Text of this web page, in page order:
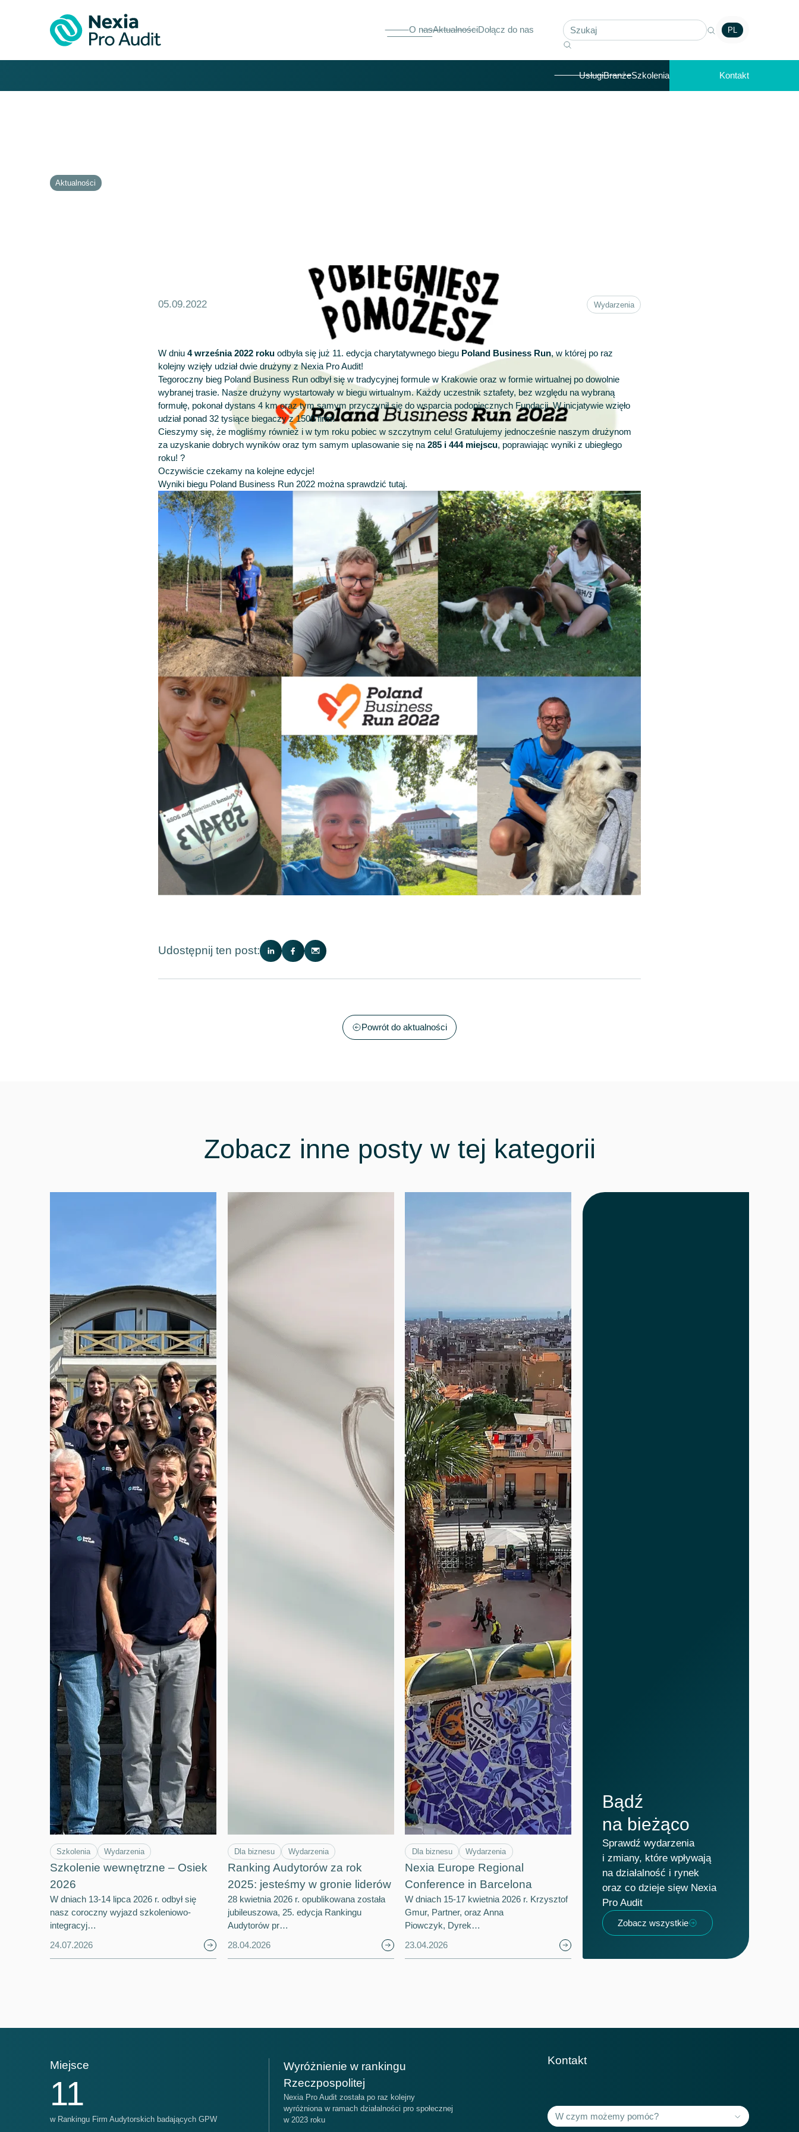
O nasAktualnościDołącz do nas PL
UsługiBranżeSzkolenia Kontakt
Aktualności
05.09.2022 Wydarzenia
W dniu4 września 2022 roku odbyła się już 11. edycja charytatywnego biegu Poland Business Run, w której po raz
kolejny wzięły udział dwie drużyny z Nexia Pro Audit!
Tegoroczny bieg Poland Business Run odbył się w tradycyjnej formule w Krakowie oraz w formie wirtualnej po dowolnie
wybranej trasie. Nasze drużyny wystartowały w biegu wirtualnym. Każdy uczestnik sztafety, bez względu na wybraną
formułę, pokonał dystans 4 km oraz tym samym przyczynił się do wsparcia podopiecznych Fundacji. W inicjatywie wzięło
udział ponad 32 tysiące biegaczy z 1500 firm!
Cieszymy się, że mogliśmy również i w tym roku pobiec w szczytnym celu! Gratulujemy jednocześnie naszym drużynom
za uzyskanie dobrych wyników oraz tym samym uplasowanie się na285 i 444 miejscu, poprawiając wyniki z ubiegłego
roku! ?
Oczywiście czekamy na kolejne edycje!
Wyniki biegu Poland Business Run 2022 można sprawdzićtutaj.
Udostępnij ten post:
Powrót do aktualności
Zobacz inne posty w tej kategorii
Szkolenia Wydarzenia
Szkolenie wewnętrzne – Osiek
2026
W dniach 13-14 lipca 2026 r. odbył się
nasz coroczny wyjazd szkoleniowo-
integracyj…
24.07.2026
Dla biznesu Wydarzenia
Ranking Audytorów za rok
2025: jesteśmy w gronie liderów
28 kwietnia 2026 r. opublikowana została
jubileuszowa, 25. edycja Rankingu
Audytorów pr…
28.04.2026
Dla biznesu Wydarzenia
Nexia Europe Regional
Conference in Barcelona
W dniach 15-17 kwietnia 2026 r. Krzysztof
Gmur, Partner, oraz Anna
Piowczyk, Dyrek…
23.04.2026
Bądź
na bieżąco
Sprawdź wydarzenia
i zmiany, które wpływają
na działalność i rynek
oraz co dzieje sięw Nexia
Pro Audit
Zobacz wszystkie
Miejsce
11
w Rankingu Firm Audytorskich badających GPW
Miejsce
14
w Rankingu Ogólnym Firm Audytorskich
Wyróżnienie w rankingu
Rzeczpospolitej
Nexia Pro Audit została po raz kolejny
wyróżniona w ramach działalności pro społecznej
w 2023 roku
Kontakt